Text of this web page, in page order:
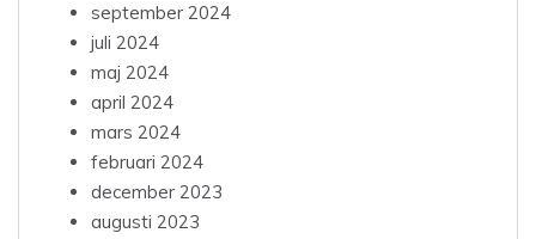
september 2024
juli 2024
maj 2024
april 2024
mars 2024
februari 2024
december 2023
augusti 2023